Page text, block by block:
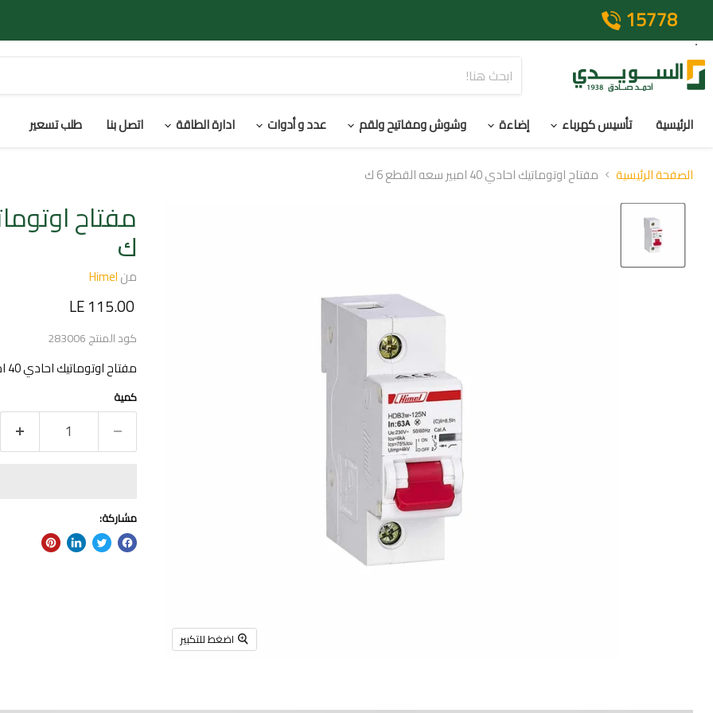
15778
الرئيسية تأسيس كهرباء إضاءة وشوش ومفاتيح ولقم عدد و أدوات ادارة الطاقة اتصل بنا طلب تسعير
الصفحة الرئيسية مفتاح اوتوماتيك احادي 40 امبير سعه القطع 6 ك
اضغط للتكبير
ك
منHimel
السعر الحالي
LE 115.00
كود المنتج283006
مفتاح اوتوماتيك احادي 40 امبير سعه القطع 6 ك.أHDB3wN1C40
كمية
مشاركة: